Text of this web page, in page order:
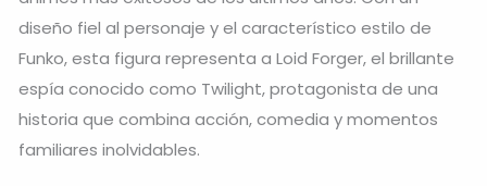
diseño fiel al personaje y el característico estilo de
Funko, esta figura representa a Loid Forger, el brillante
espía conocido como Twilight, protagonista de una
historia que combina acción, comedia y momentos
familiares inolvidables.